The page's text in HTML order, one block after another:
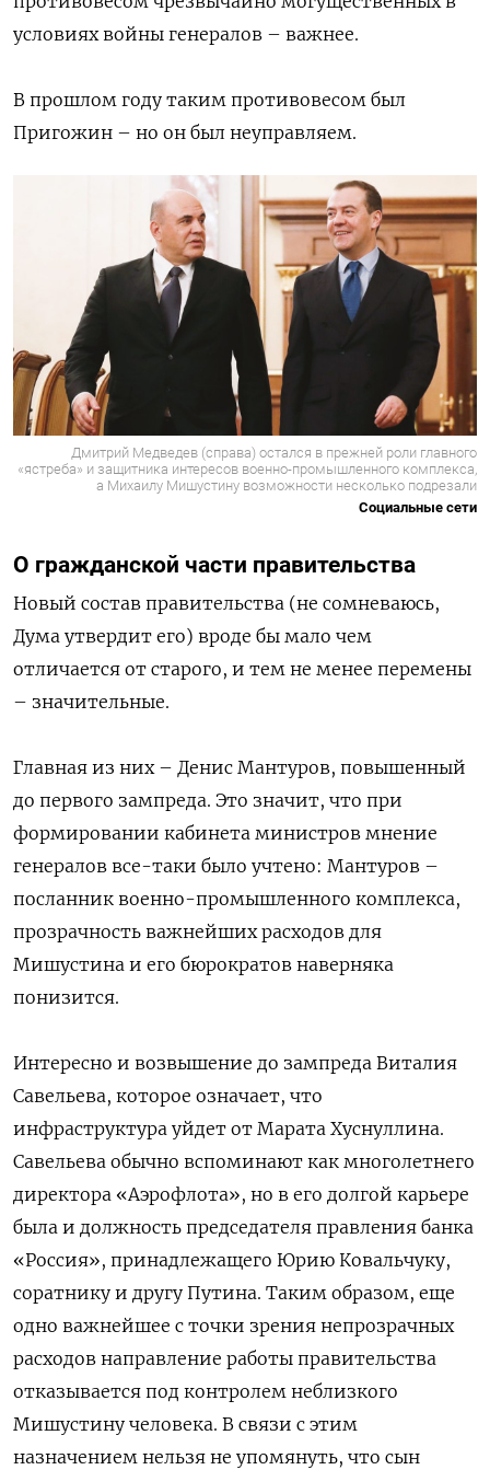
условиях войны генералов – важнее.
В прошлом году таким противовесом был
Пригожин – но он был неуправляем.
Дмитрий Медведев (справа) остался в прежней роли главного
«ястреба» и защитника интересов военно-промышленного комплекса,
а Михаилу Мишустину возможности несколько подрезали
Социальные сети
О гражданской части правительства
Новый состав правительства (не сомневаюсь,
Дума утвердит его) вроде бы мало чем
отличается от старого, и тем не менее перемены
– значительные.
Главная из них – Денис Мантуров, повышенный
до первого зампреда. Это значит, что при
формировании кабинета министров мнение
генералов все-таки было учтено: Мантуров –
посланник военно-промышленного комплекса,
прозрачность важнейших расходов для
Мишустина и его бюрократов наверняка
понизится.
Интересно и возвышение до зампреда Виталия
Савельева, которое означает, что
инфраструктура уйдет от Марата Хуснуллина.
Савельева обычно вспоминают как многолетнего
директора «Аэрофлота», но в его долгой карьере
была и должность председателя правления банка
«Россия», принадлежащего Юрию Ковальчуку,
соратнику и другу Путина. Таким образом, еще
одно важнейшее с точки зрения непрозрачных
расходов направление работы правительства
отказывается под контролем неблизкого
Мишустину человека. В связи с этим
назначением нельзя не упомянуть, что сын